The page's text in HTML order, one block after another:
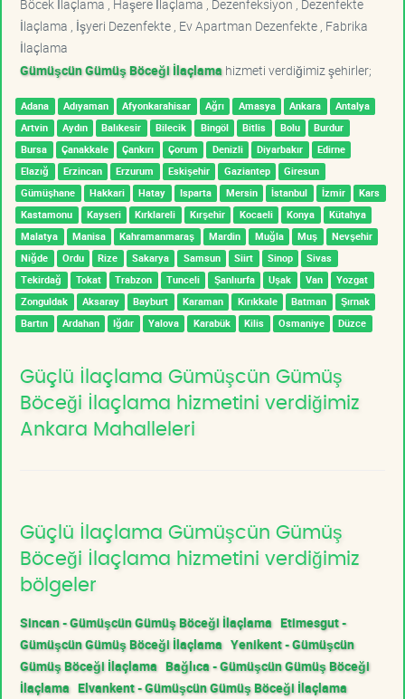
Böcek İlaçlama , Haşere İlaçlama , Dezenfeksiyon , Dezenfekte
İlaçlama , İşyeri Dezenfekte , Ev Apartman Dezenfekte , Fabrika
İlaçlama
Gümüşcün Gümüş Böceği İlaçlama hizmeti verdiğimiz şehirler;
Adana Adıyaman Afyonkarahisar Ağrı Amasya Ankara
Antalya
Artvin
Aydın Balıkesir Bilecik Bingöl Bitlis Bolu
Burdur
Bursa
Çanakkale Çankırı Çorum Denizli Diyarbakır
Edirne
Elazığ
Erzincan Erzurum Eskişehir Gaziantep
Giresun
Gümüşhane
Hakkari Hatay Isparta Mersin İstanbul İzmir
Kars
Kastamonu
Kayseri Kırklareli Kırşehir Kocaeli Konya
Kütahya
Malatya
Manisa Kahramanmaraş Mardin Muğla Muş
Nevşehir
Niğde
Ordu Rize Sakarya Samsun Siirt Sinop
Sivas
Tekirdağ
Tokat Trabzon Tunceli Şanlıurfa Uşak Van
Yozgat
Zonguldak
Aksaray Bayburt Karaman Kırıkkale Batman
Şırnak
Bartın
Ardahan Iğdır Yalova Karabük Kilis Osmaniye Düzce
Güçlü İlaçlama Gümüşcün Gümüş
Böceği İlaçlama hizmetini verdiğimiz
Ankara Mahalleleri
Güçlü İlaçlama Gümüşcün Gümüş
Böceği İlaçlama hizmetini verdiğimiz
bölgeler
Sincan - Gümüşcün Gümüş Böceği İlaçlama Etimesgut -
Gümüşcün Gümüş Böceği İlaçlama Yenikent - Gümüşcün
Gümüş Böceği İlaçlama Bağlıca - Gümüşcün Gümüş Böceği
İlaçlama Elvankent - Gümüşcün Gümüş Böceği İlaçlama